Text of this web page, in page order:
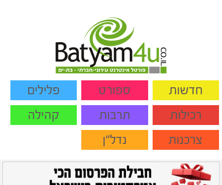
חדשות ספורט
פלילים
רכילות
תרבות
קהילה
צרכנות
נדל"ן